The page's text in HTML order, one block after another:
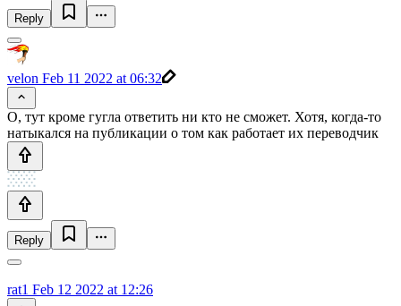
Reply
velon Feb 11 2022 at 06:32
О, тут кроме гугла ответить ни кто не сможет. Хотя, когда-то
натыкался на публикации о том как работает их переводчик
Reply
rat1 Feb 12 2022 at 12:26